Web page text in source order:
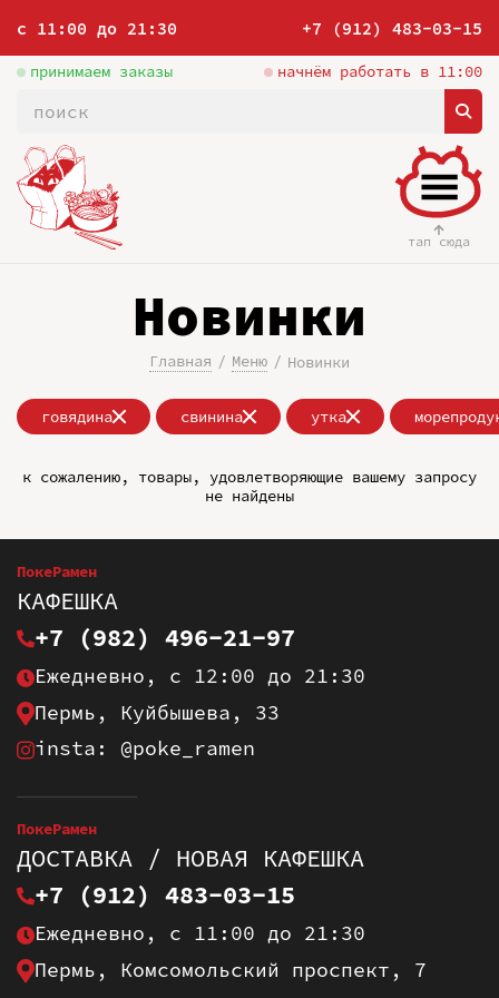
с 11:00 до 21:30 +7 (912) 483-03-15
принимаем заказы начнём работать в 11:00
тап сюда
Новинки
Главная Меню Новинки
говядина свинина утка
к сожалению, товары, удовлетворяющие вашему запросу
не найдены
ПокеРамен
КАФЕШКА
+7 (982) 496-21-97
Ежедневно, с 12:00 до 21:30
Пермь, Куйбышева, 33
insta: @poke_ramen
ПокеРамен
ДОСТАВКА / НОВАЯ КАФЕШКА
+7 (912) 483-03-15
Ежедневно, с 11:00 до 21:30
Пермь, Комсомольский проспект, 7